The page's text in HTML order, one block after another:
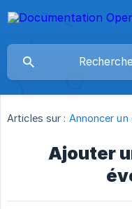
Articles sur : Annoncer un
Ajouter